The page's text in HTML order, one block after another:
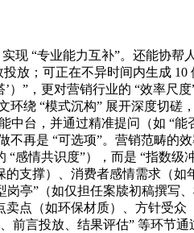
“专业能力互补”。还能协帮
放；可正在不异时间内生成
）”，更对营销行业的 “效率尺
环绕 “模式沉构” 展开深度切
中台，并通过精准提问（如 “
不再是 “可选项”。营销范畴
“感情共识度”），而是 “指数
支撑）、消费者感情需求（
亭”（如仅担任案牍初稿撰
点（如环保材质）、方针受
言投放、结果评估” 等环节